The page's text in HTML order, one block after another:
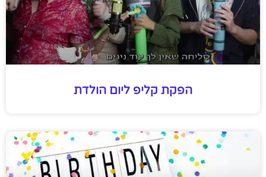
הפקת קליפ ליום הולדת